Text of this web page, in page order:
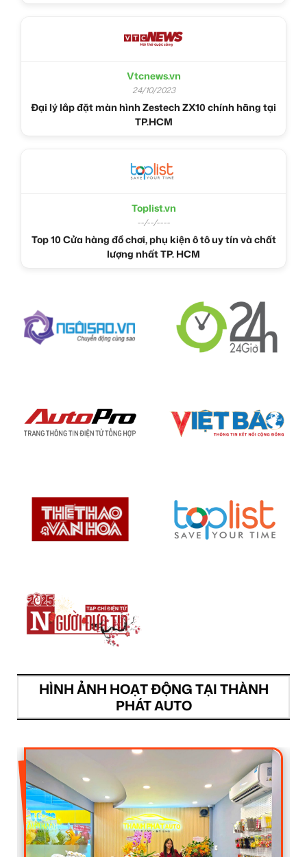
Vtcnews.vn
24/10/2023
Đại lý lắp đặt màn hình Zestech ZX10 chính hãng tại
TP.HCM
Toplist.vn
--/--/----
Top 10 Cửa hàng đồ chơi, phụ kiện ô tô uy tín và chất
lượng nhất TP. HCM
HÌNH ẢNH HOẠT ĐỘNG TẠI THÀNH
PHÁT AUTO